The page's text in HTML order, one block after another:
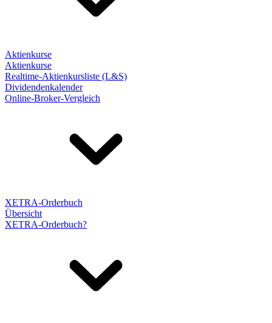
Aktienkurse
Aktienkurse
Realtime-Aktienkursliste (L&S)
Dividendenkalender
Online-Broker-Vergleich
XETRA-Orderbuch
Übersicht
XETRA-Orderbuch?